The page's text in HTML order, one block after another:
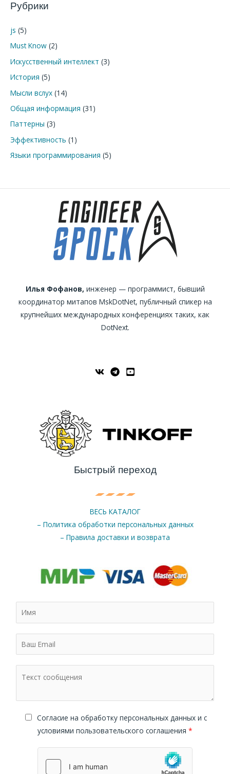
с
:
Рубрики
js (5)
Must Know (2)
Искусственный интеллект (3)
История (5)
Мысли вслух (14)
Общая информация (31)
Паттерны (3)
Эффективность (1)
Языки программирования (5)
Илья Фофанов, инженер — программист, бывший
координатор митапов MskDotNet, публичный спикер на
крупнейших международных конференциях таких, как
DotNext.
Быстрый переход
ВЕСЬ КАТАЛОГ
– Политика обработки персональных данных
– Правила доставки и возврата
Cогласие на обработку персональных данных и с
условиями пользовательского соглашения *